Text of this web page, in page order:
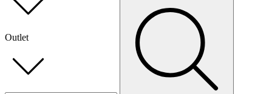
Outlet